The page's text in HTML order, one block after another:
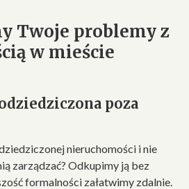
Twoje problemy z
w mieście
poza
nieruchomości i nie
zarządzać? Odkupimy ją bez
formalności załatwimy zdalnie.